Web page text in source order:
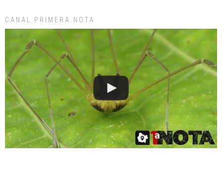
CANAL PRIMERA NOTA